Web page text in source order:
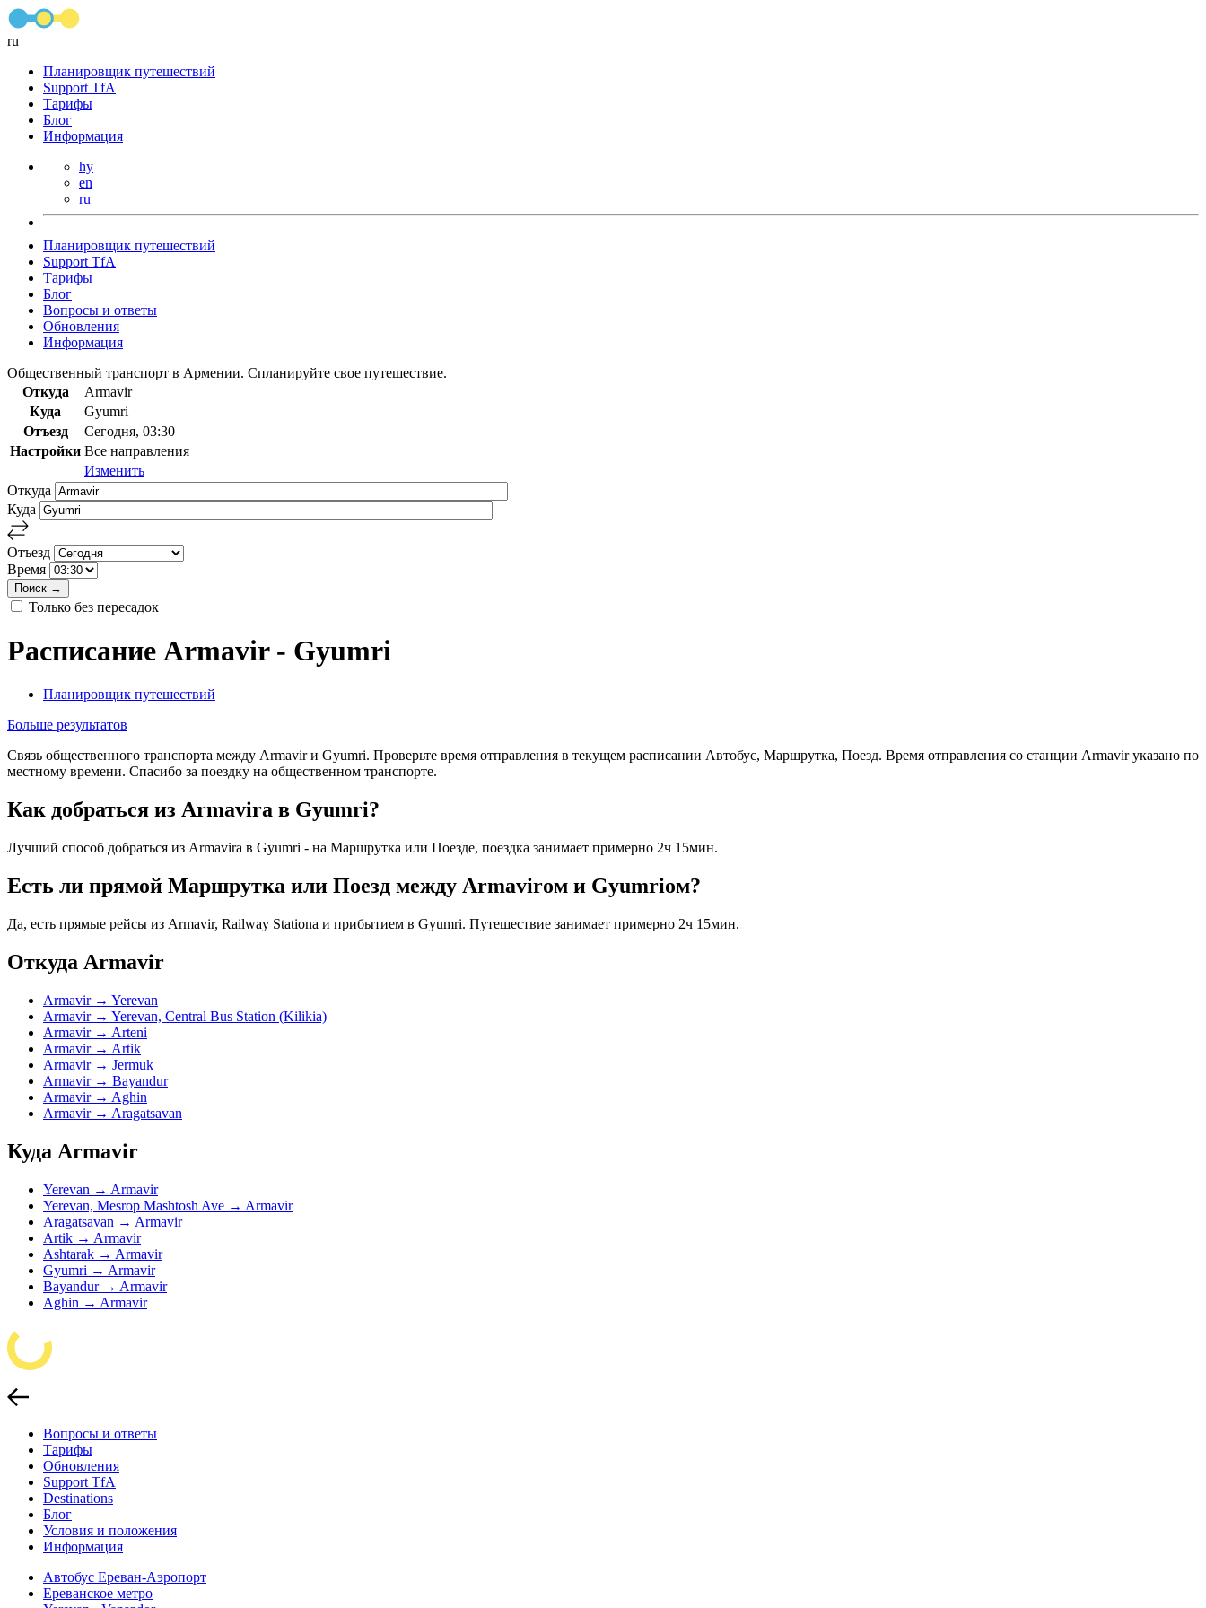
ru
Планировщик путешествий
Support TfA
Тарифы
Блог
Информация
hy
en
ru
Планировщик путешествий
Support TfA
Тарифы
Блог
Вопросы и ответы
Обновления
Информация
Общественный транспорт в Армении. Спланируйте свое путешествие.
Откуда
Armavir
Куда
Gyumri
Отъезд
Сегодня, 03:30
Настройки Все направления
Изменить
Откуда
Куда
Отъезд
Время
Только без пересадок
Расписание Armavir - Gyumri
Планировщик путешествий
Больше результатов
Связь общественного транспорта между Armavir и Gyumri. Проверьте время отправления в текущем расписании Автобус, Маршрутка, Поезд. Время отправления со станции Armavir указано по
местному времени. Спасибо за поездку на общественном транспорте.
Как добраться из Armavirа в Gyumri?
Лучший способ добраться из Armavirа в Gyumri - на Маршрутка или Поезде, поездка занимает примерно 2ч 15мин.
Есть ли прямой Маршрутка или Поезд между Armavirом и Gyumriом?
Да, есть прямые рейсы из Armavir, Railway Stationа и прибытием в Gyumri. Путешествие занимает примерно 2ч 15мин.
Откуда Armavir
Armavir → Yerevan
Armavir → Yerevan, Central Bus Station (Kilikia)
Armavir → Arteni
Armavir → Artik
Armavir → Jermuk
Armavir → Bayandur
Armavir → Aghin
Armavir → Aragatsavan
Куда Armavir
Yerevan → Armavir
Yerevan, Mesrop Mashtosh Ave → Armavir
Aragatsavan → Armavir
Artik → Armavir
Ashtarak → Armavir
Gyumri → Armavir
Bayandur → Armavir
Aghin → Armavir
Вопросы и ответы
Тарифы
Обновления
Support TfA
Destinations
Блог
Условия и положения
Информация
Автобус Ереван-Аэропорт
Ереванское метро